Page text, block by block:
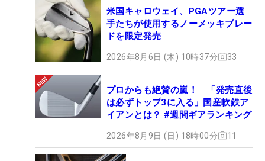
米国キャロウェイ、PGAツアー選
手たちが使用するノーメッキブレー
ドを限定発売
2026年8月6日 (木) 10時37分 33
プロからも絶賛の嵐！ 「発売直後
は必ずトップ3に入る」国産軟鉄ア
イアンとは？ #週間ギアランキング
2026年8月9日 (日) 18時00分 11